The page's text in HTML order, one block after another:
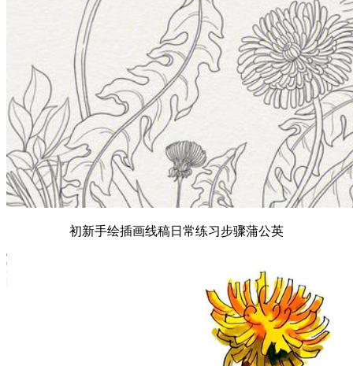
初新手绘插画线稿日常练习步骤蒲公英